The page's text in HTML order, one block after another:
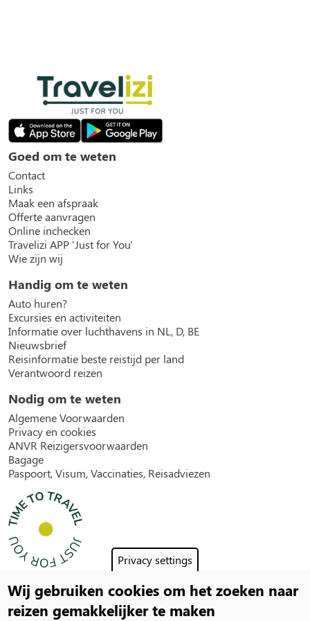
Privacy settings
Wij gebruiken cookies om het zoeken naar
reizen gemakkelijker te maken
Goed om te weten
Contact
Links
Maak een afspraak
Offerte aanvragen
Online inchecken
Travelizi APP 'Just for You'
Wie zijn wij
Handig om te weten
Auto huren?
Excursies en activiteiten
Informatie over luchthavens in NL, D, BE
Nieuwsbrief
Reisinformatie beste reistijd per land
Verantwoord reizen
Nodig om te weten
Algemene Voorwaarden
Privacy en cookies
ANVR Reizigersvoorwaarden
Bagage
Paspoort, Visum, Vaccinaties, Reisadviezen
Social